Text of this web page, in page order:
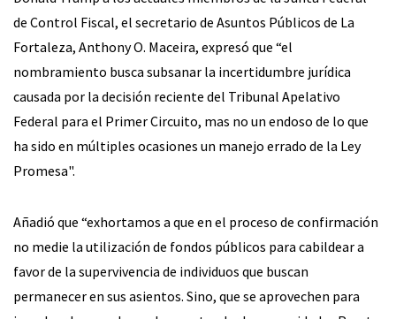
de Control Fiscal, el secretario de Asuntos Públicos de La
Fortaleza, Anthony O. Maceira, expresó que “el
nombramiento busca subsanar la incertidumbre jurídica
causada por la decisión reciente del Tribunal Apelativo
Federal para el Primer Circuito, mas no un endoso de lo que
ha sido en múltiples ocasiones un manejo errado de la Ley
Promesa".
Añadió que “exhortamos a que en el proceso de confirmación
no medie la utilización de fondos públicos para cabildear a
favor de la supervivencia de individuos que buscan
permanecer en sus asientos. Sino, que se aprovechen para